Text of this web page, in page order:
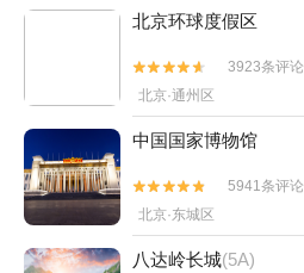
北京环球度假区


3923条评论
北京·通州区
中国国家博物馆


5941条评论
北京·东城区
八达岭长城(5A)